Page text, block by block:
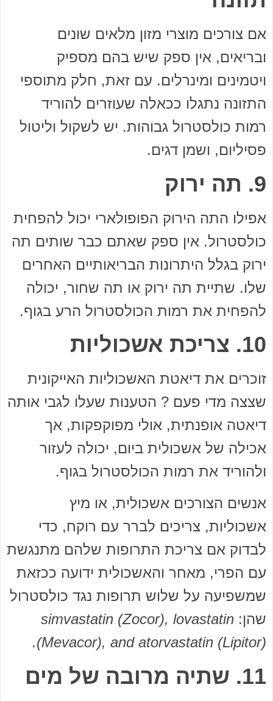
אם צורכים מוצרי מזון מלאים שונים
ובריאים, אין ספק שיש בהם מספיק
ויטמינים ומינרלים. עם זאת, חלק מתוספי
התזונה נתגלו ככאלה שעוזרים להוריד
רמות כולסטרול גבוהות. יש לשקול וליטול
פסיליום, ושמן דגים.
9. תה ירוק
אפילו התה הירוק הפופולארי יכול להפחית
כולסטרול. אין ספק שאתם כבר שותים תה
ירוק בגלל היתרונות הבריאותיים האחרים
שלו. שתיית תה ירוק או תה שחור, יכולה
להפחית את רמות הכולסטרול הרע בגוף.
10. צריכת אשכוליות
זוכרים את דיאטת האשכוליות האייקונית
שצצה מדי פעם ? הטענות שעלו לגבי אותה
דיאטה אופנתית, אולי מפוקפקות, אך
אכילה של אשכולית ביום, יכולה לעזור
ולהוריד את רמות הכולסטרול בגוף.
אנשים הצורכים אשכולית, או מיץ
אשכוליות, צריכים לברר עם רוקח, כדי
לבדוק אם צריכת התרופות שלהם מתנגשת
עם הפרי, מאחר והאשכולית ידועה ככזאת
שמשפיעה על שלוש תרופות נגד כולסטרול
שהן: simvastatin (Zocor), lovastatin
(Mevacor), and atorvastatin (Lipitor).
11. שתיה מרובה של מים